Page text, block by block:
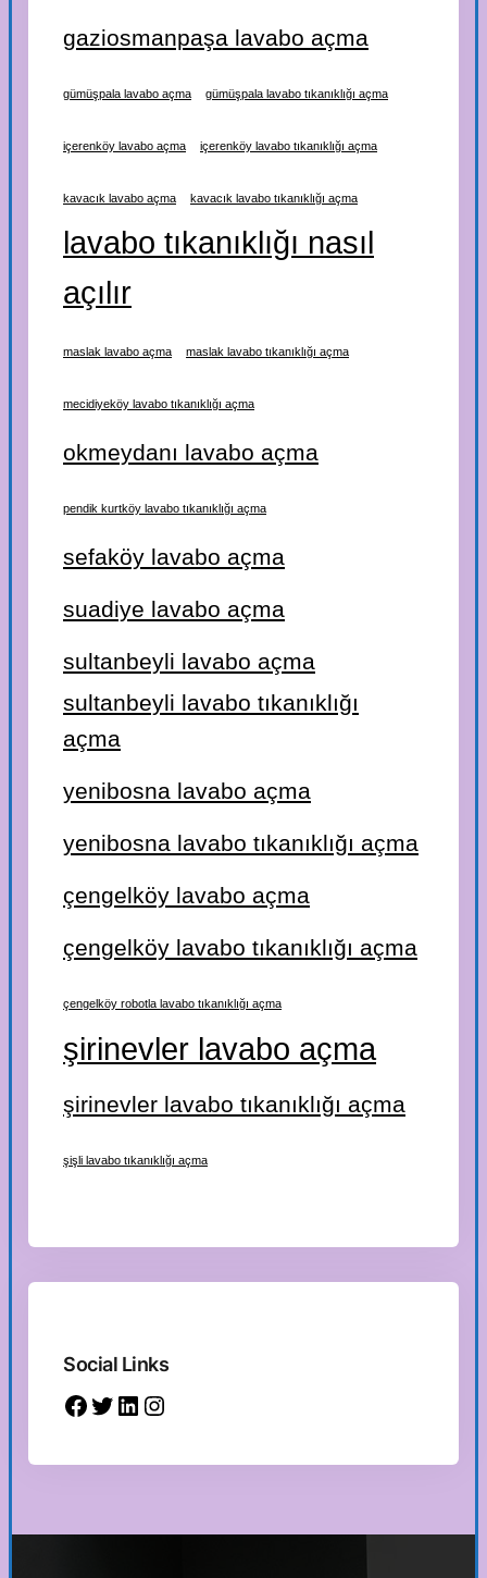
gaziosmanpaşa lavabo açma
gümüşpala lavabo açma gümüşpala lavabo tıkanıklığı açma
içerenköy lavabo açma içerenköy lavabo tıkanıklığı açma
kavacık lavabo açma kavacık lavabo tıkanıklığı açma
lavabo tıkanıklığı nasıl
açılır
maslak lavabo açma maslak lavabo tıkanıklığı açma
mecidiyeköy lavabo tıkanıklığı açma
okmeydanı lavabo açma
pendik kurtköy lavabo tıkanıklığı açma
sefaköy lavabo açma
suadiye lavabo açma
sultanbeyli lavabo açma
sultanbeyli lavabo tıkanıklığı
açma
yenibosna lavabo açma
yenibosna lavabo tıkanıklığı açma
çengelköy lavabo açma
çengelköy lavabo tıkanıklığı açma
çengelköy robotla lavabo tıkanıklığı açma
şirinevler lavabo açma
şirinevler lavabo tıkanıklığı açma
şişli lavabo tıkanıklığı açma
Social Links
Facebook Twitter LinkedIn Instagram